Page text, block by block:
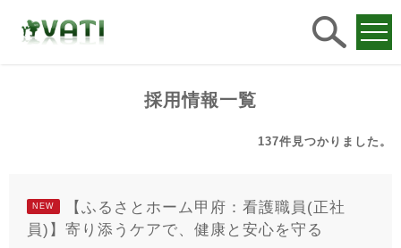
採用情報一覧
137件 見つかりました。
NEW
【ふるさとホーム甲府：看護職員(正社
員)】寄り添うケアで、健康と安心を守る